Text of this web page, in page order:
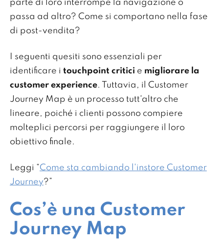
parte di loro interrompe la navigazione o
passa ad altro? Come si comportano nella fase
di post-vendita?
I seguenti quesiti sono essenziali per
identificare i touchpoint critici e migliorare la
customer experience. Tuttavia, il Customer
Journey Map è un processo tutt'altro che
lineare, poiché i clienti possono compiere
molteplici percorsi per raggiungere il loro
obiettivo finale.
Leggi “Come sta cambiando l'instore Customer
Journey?”
Cos’è una Customer
Journey Map